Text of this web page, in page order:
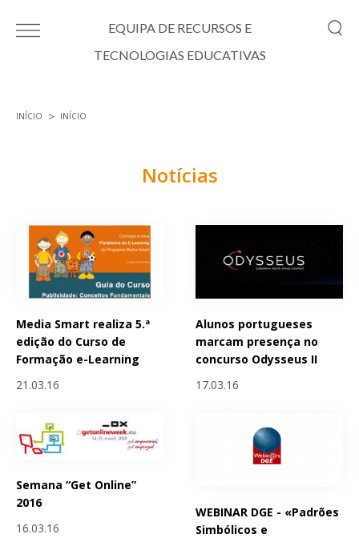
EQUIPA DE RECURSOS E
TECNOLOGIAS EDUCATIVAS
INÍCIO INÍCIO
Notícias
Media Smart realiza 5.ª
edição do Curso de
Formação e-Learning
21.03.16
Alunos portugueses
marcam presença no
concurso Odysseus II
17.03.16
Semana “Get Online”
2016
16.03.16
WEBINAR DGE - «Padrões
Simbólicos e
Páginas